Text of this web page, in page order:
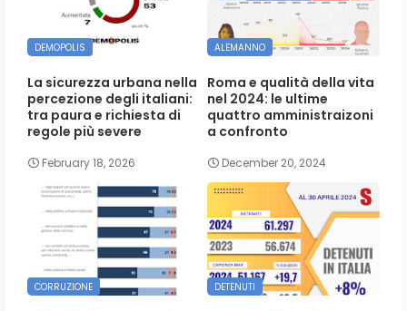
DEMOPOLIS
La sicurezza urbana nella
percezione degli italiani:
tra paura e richiesta di
regole più severe
February 18, 2026
ALEMANNO
Roma e qualità della vita
nel 2024: le ultime
quattro amministraizoni
a confronto
December 20, 2024
CORRUZIONE DETENUTI